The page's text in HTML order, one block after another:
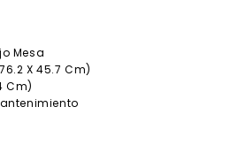
Mesa
X 45.7 Cm)
Cm)